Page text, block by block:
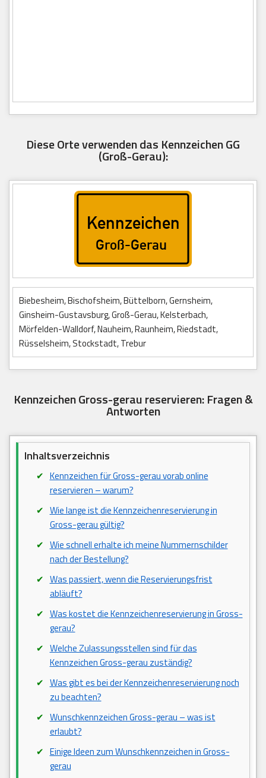
Diese Orte verwenden das Kennzeichen GG
(Groß-Gerau):
Biebesheim, Bischofsheim, Büttelborn, Gernsheim,
Ginsheim-Gustavsburg, Groß-Gerau, Kelsterbach,
Mörfelden-Walldorf, Nauheim, Raunheim, Riedstadt,
Rüsselsheim, Stockstadt, Trebur
Kennzeichen Gross-gerau reservieren: Fragen &
Antworten
Inhaltsverzeichnis
Kennzeichen für Gross-gerau vorab online
reservieren – warum?
Wie lange ist die Kennzeichenreservierung in
Gross-gerau gültig?
Wie schnell erhalte ich meine Nummernschilder
nach der Bestellung?
Was passiert, wenn die Reservierungsfrist
abläuft?
Was kostet die Kennzeichenreservierung in Gross-
gerau?
Welche Zulassungsstellen sind für das
Kennzeichen Gross-gerau zuständig?
Was gibt es bei der Kennzeichenreservierung noch
zu beachten?
Wunschkennzeichen Gross-gerau – was ist
erlaubt?
Einige Ideen zum Wunschkennzeichen in Gross-
gerau